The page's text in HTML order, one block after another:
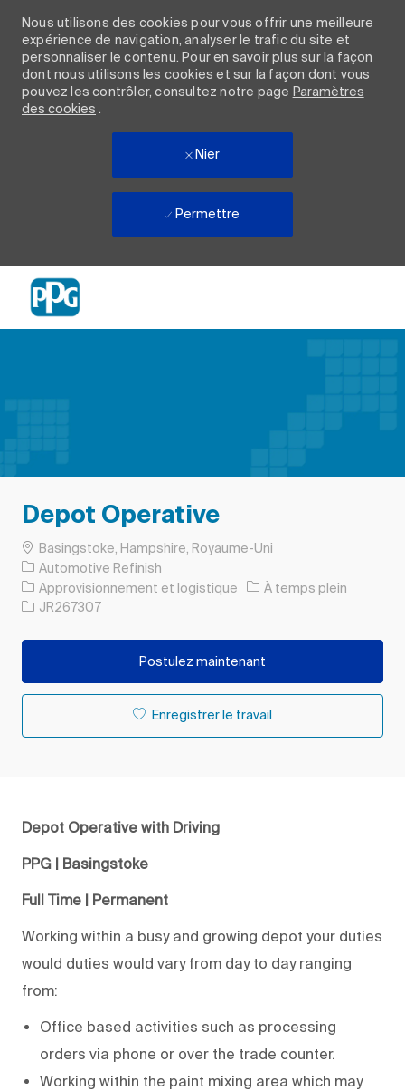
Nous utilisons des cookies pour vous offrir une meilleure
expérience de navigation, analyser le trafic du site et
personnaliser le contenu. Pour en savoir plus sur la façon
dont nous utilisons les cookies et sur la façon dont vous
pouvez les contrôler, consultez notre page Paramètres
des cookies .
Nier
Permettre
Depot Operative
Emplacement
Basingstoke, Hampshire, Royaume-Uni
Automotive Refinish
Catégorie
Approvisionnement et logistique Type d’emploi
À temps plein
ID de l’emploi
JR267307
Postulez maintenant
Enregistrer le travail
Depot Operative with Driving
PPG | Basingstoke
Full Time | Permanent
Working within a busy and growing depot your duties
would duties would vary from day to day ranging
from:
Office based activities such as processing
orders via phone or over the trade counter.
Working within the paint mixing area which may